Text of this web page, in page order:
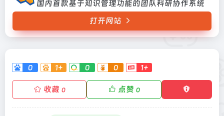
国内首款基于知识管理功能的团队科研协作系统
打开网站
0 1+ 0 0 1+
收藏 0 点赞 0